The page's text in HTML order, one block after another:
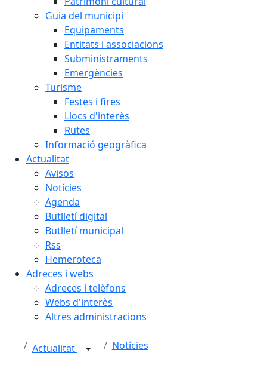
Guia del municipi
Equipaments
Entitats i associacions
Subministraments
Emergències
Turisme
Festes i fires
Llocs d'interès
Rutes
Informació geogràfica
Actualitat
Avisos
Notícies
Agenda
Butlletí digital
Butlletí municipal
Rss
Hemeroteca
Adreces i webs
Adreces i telèfons
Webs d'interès
Altres administracions
Actualitat Notícies